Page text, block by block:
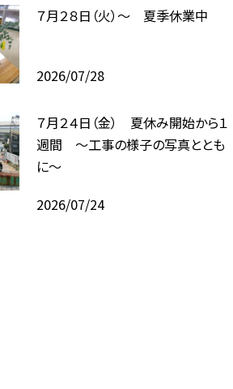
７月２８日（火）～ 夏季休業中
2026/07/28
７月２４日（金） 夏休み開始から１
週間 ～工事の様子の写真ととも
に～
2026/07/24